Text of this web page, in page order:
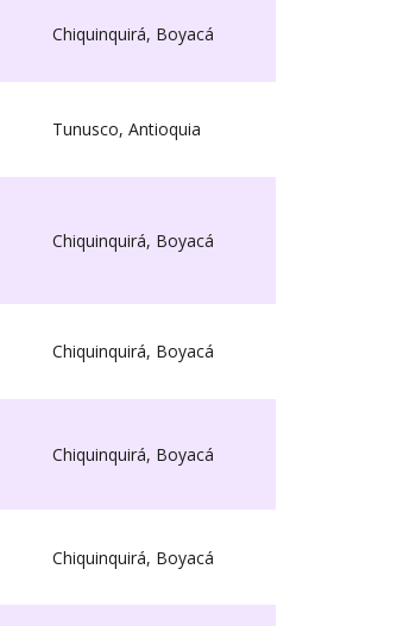
Chiquinquirá, Boyacá
Tunusco, Antioquia
Chiquinquirá, Boyacá
Chiquinquirá, Boyacá
Chiquinquirá, Boyacá
Chiquinquirá, Boyacá